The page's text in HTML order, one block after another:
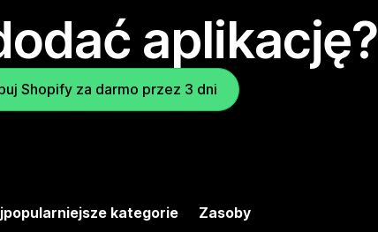
aplikację?
Shopify za darmo przez 3 dni
kategorie Zasoby